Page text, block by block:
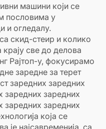
машини који се
пословима у
и огледалу.
скид-стеир и колико
све до делова
Рајтоп-у, фокусирамо
заредне за терет
заредних заредних
заредних заредних
заредних заредних
која се
је најсавременија, са